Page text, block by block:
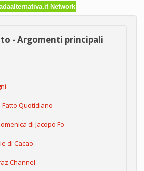
Network
- Argomenti principali
Fatto Quotidiano
di Jacopo Fo
di Cacao
Channel